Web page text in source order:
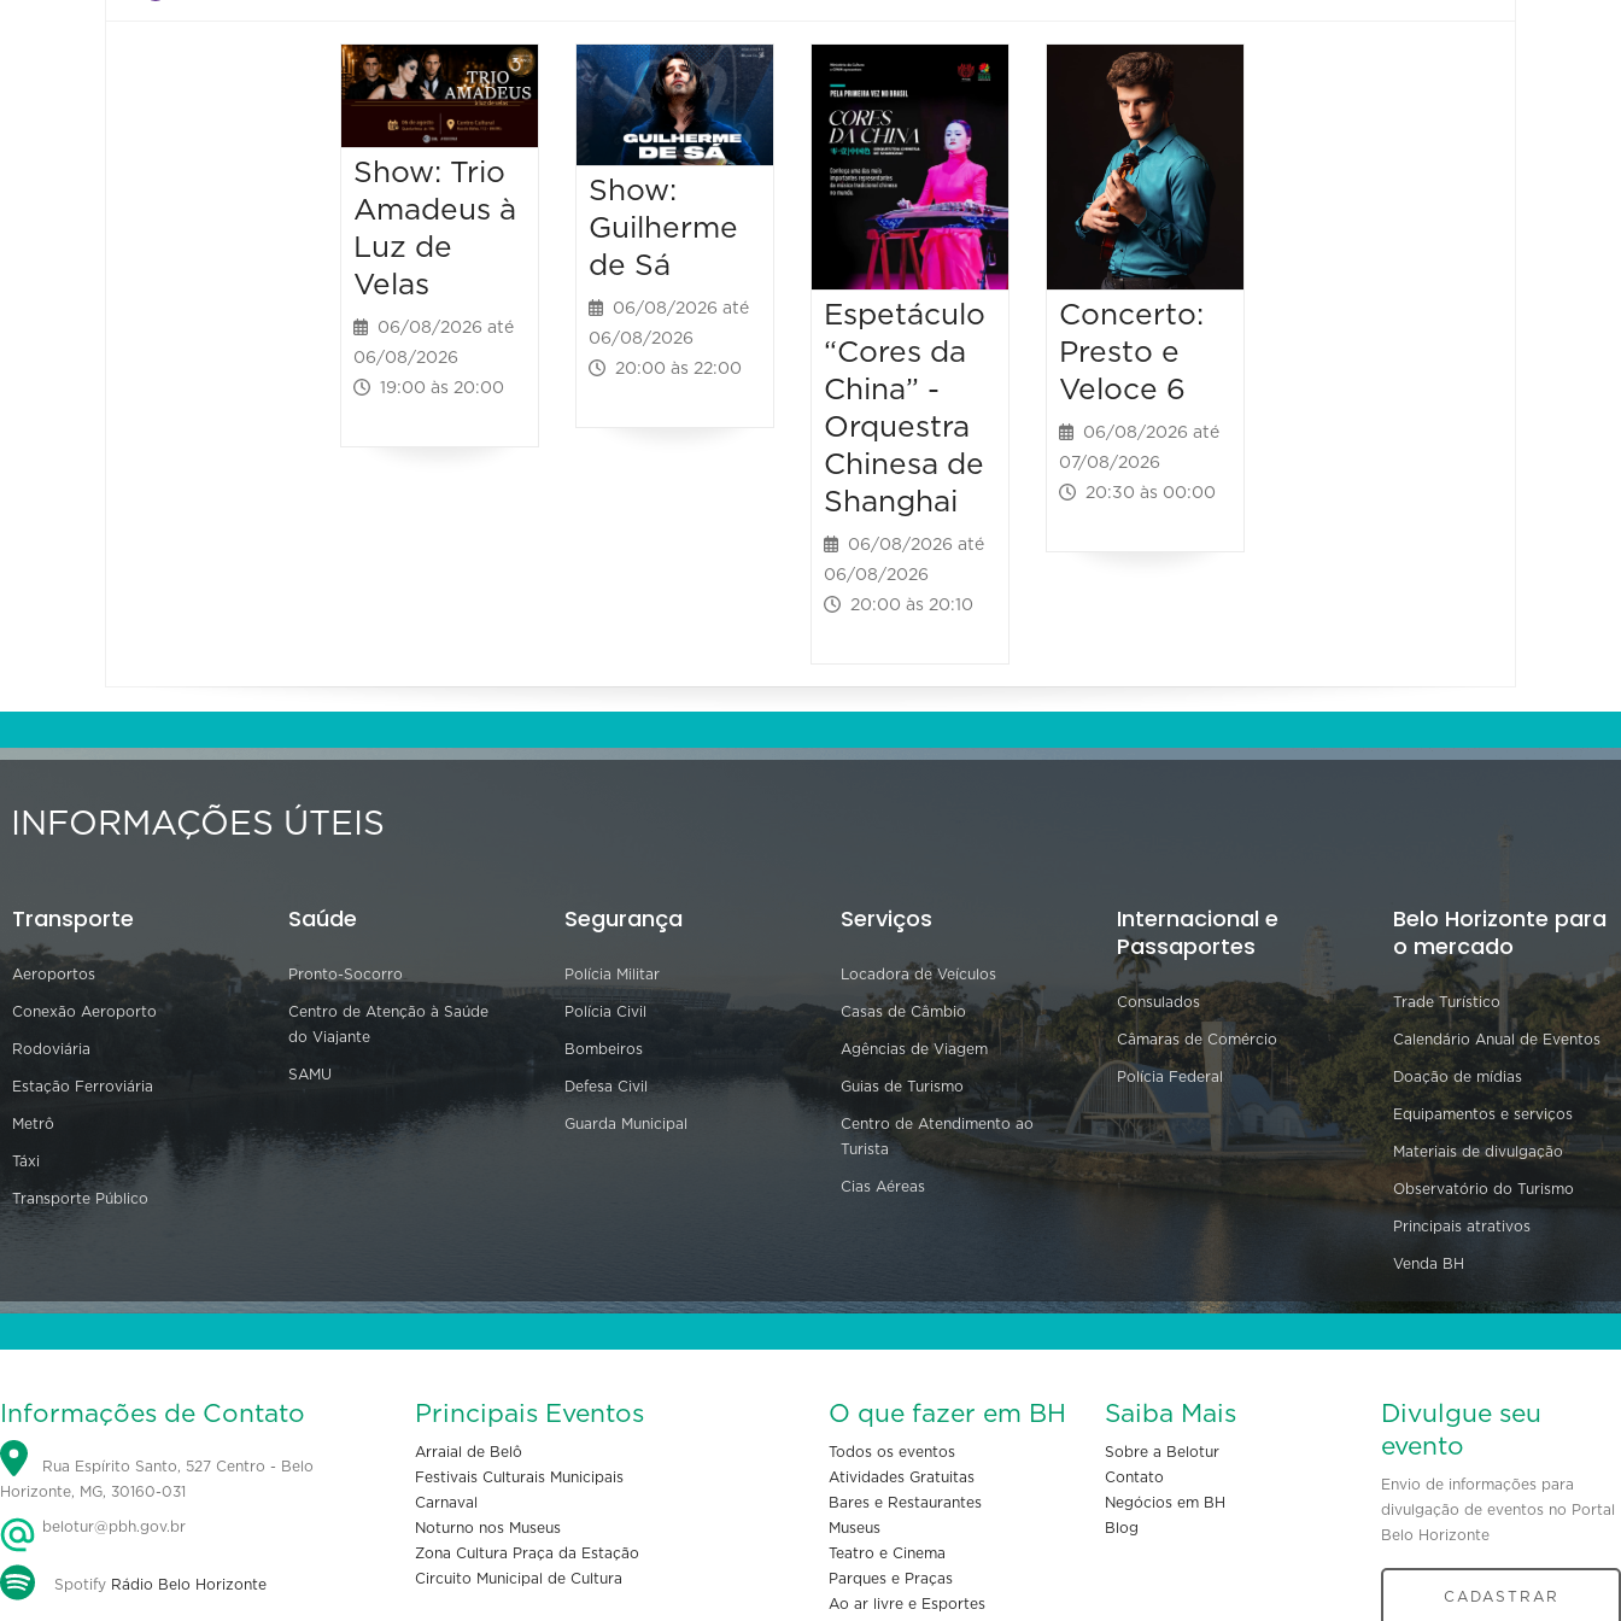
Show: Trio
Amadeus à
Luz de
Velas
06/08/2026 até
06/08/2026
19:00 às 20:00
Show:
Guilherme
de Sá
06/08/2026 até
06/08/2026
20:00 às 22:00
Espetáculo
“Cores da
China” -
Orquestra
Chinesa de
Shanghai
06/08/2026 até
06/08/2026
20:00 às 20:10
Concerto:
Presto e
Veloce 6
06/08/2026 até
07/08/2026
20:30 às 00:00
INFORMAÇÕES ÚTEIS
Transporte
Aeroportos
Conexão Aeroporto
Rodoviária
Estação Ferroviária
Metrô
Táxi
Transporte Público
Saúde
Pronto-Socorro
Centro de Atenção à Saúde
do Viajante
SAMU
Segurança
Polícia Militar
Polícia Civil
Bombeiros
Defesa Civil
Guarda Municipal
Serviços
Locadora de Veículos
Casas de Câmbio
Agências de Viagem
Guias de Turismo
Centro de Atendimento ao
Turista
Cias Aéreas
Internacional e
Passaportes
Consulados
Câmaras de Comércio
Polícia Federal
Belo Horizonte para
o mercado
Trade Turístico
Calendário Anual de Eventos
Doação de mídias
Equipamentos e serviços
Materiais de divulgação
Observatório do Turismo
Principais atrativos
Venda BH
Informações de Contato
Rua Espírito Santo, 527 Centro - Belo
Horizonte, MG, 30160-031
belotur@pbh.gov.br
Spotify Rádio Belo Horizonte
Principais Eventos
Arraial de Belô
Festivais Culturais Municipais
Carnaval
Noturno nos Museus
Zona Cultura Praça da Estação
Circuito Municipal de Cultura
O que fazer em BH
Todos os eventos
Atividades Gratuitas
Bares e Restaurantes
Museus
Teatro e Cinema
Parques e Praças
Ao ar livre e Esportes
Saiba Mais
Sobre a Belotur
Contato
Negócios em BH
Blog
Divulgue seu
evento
Envio de informações para
divulgação de eventos no Portal
Belo Horizonte
CADASTRAR